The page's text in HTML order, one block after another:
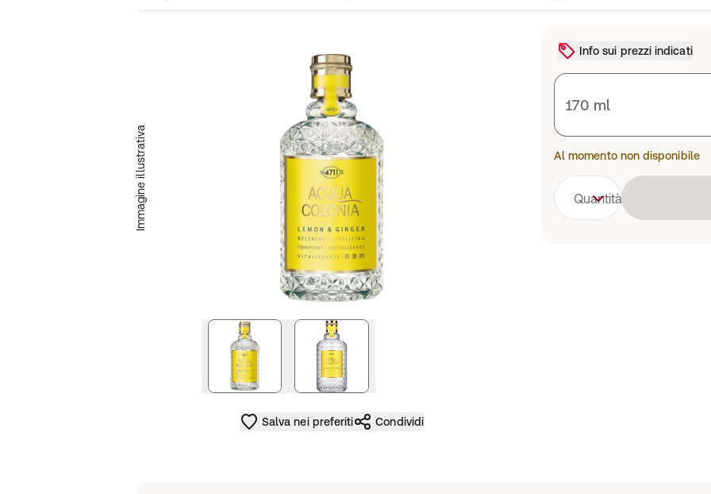
Immagine illustrativa
Salva nei preferiti Condividi
Info sui prezzi indicati
170 ml
Al momento non disponibile
Quantità